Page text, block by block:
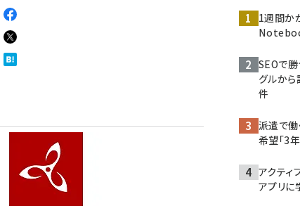
1週間か
SEOで
グルか
件
派遣で働
希望「3
アクティ
アプリ